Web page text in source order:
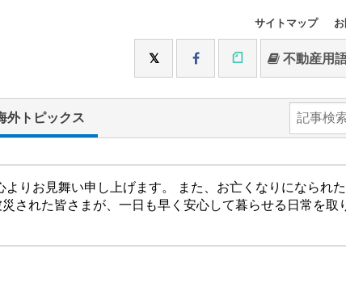
サイトマップ
不動産用
外トピックス
りお見舞い申し上げます。 また、お亡くなりになられ
された皆さまが、一日も早く安心して暮らせる日常を